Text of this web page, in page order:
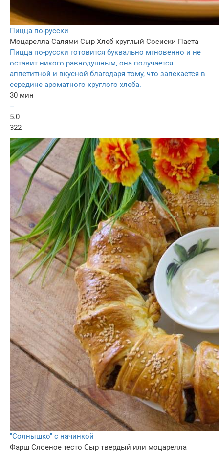
Пицца по-русски
Моцарелла Салями Сыр Хлеб круглый Сосиски Паста
Пицца по-русски готовится буквально мгновенно и не
оставит никого равнодушным, она получается
аппетитной и вкусной благодаря тому, что запекается в
середине ароматного круглого хлеба.
30 мин
–
5.0
322
"Солнышко" с начинкой
Фарш Слоеное тесто Сыр твердый или моцарелла